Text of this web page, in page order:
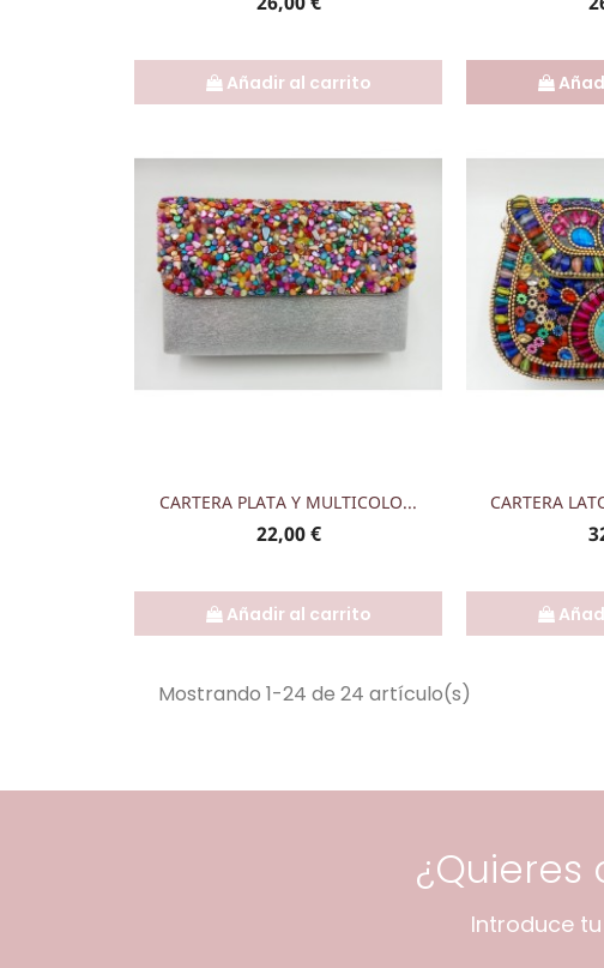
Añadir al carrito
CARTERA PLATA Y MULTICOLO...
Precio
22,00 €
Añadir al carrito
 CARTERA

Mostrando 1-24 de 24 artículo(s)
Introduce